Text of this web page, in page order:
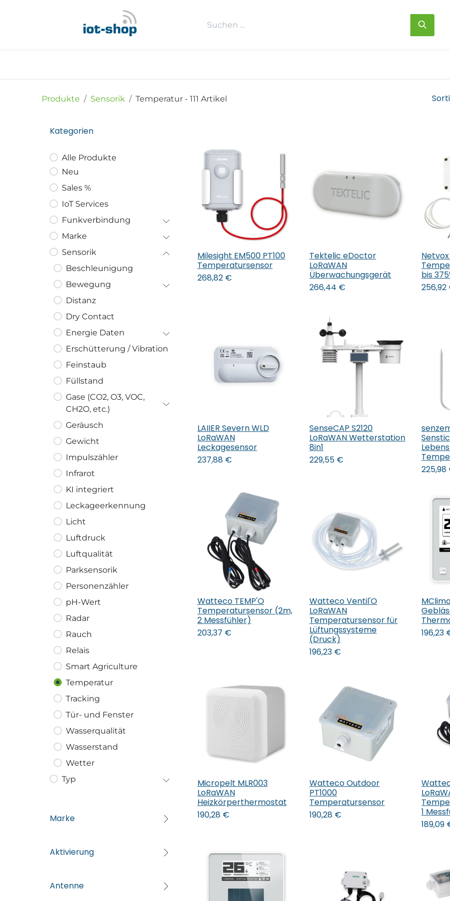
Produkte Sensorik Temperatur- 111 Artikel
Kategorien
Alle Produkte
Neu
Sales %
IoT Services
Funkverbindung
Marke
Sensorik
Beschleunigung
Bewegung
Distanz
Dry Contact
Energie Daten
Erschütterung / Vibration
Feinstaub
Füllstand
Gase (CO2, O3, VOC,
CH2O, etc.)
Geräusch
Gewicht
Impulszähler
Infrarot
KI integriert
Leckageerkennung
Licht
Luftdruck
Luftqualität
Parksensorik
Personenzähler
pH-Wert
Radar
Rauch
Relais
Smart Agriculture
Temperatur
Tracking
Tür- und Fenster
Wasserqualität
Wasserstand
Wetter
Typ
Marke
Aktivierung
Antenne
In den Warenkorb
Milesight EM500 PT100
Temperatursensor
268,82€
In den Warenkorb
Tektelic eDoctor
LoRaWAN
Überwachungsgerät
266,44 €
In
Netvox
bis
256,92
In den Warenkorb
LAIIER Severn WLD
LoRaWAN
Leckagesensor
237,88€
In den Warenkorb
SenseCAP S2120
LoRaWAN Wetterstation
8in1
229,55€
In
225,98
In den Warenkorb
Watteco TEMP'O
Temperatursensor (2m,
2 Messfühler)
203,37 €
Watteco Ventil'O
LoRaWAN
Temperatursensor für
Lüftungssysteme
(Druck)
196,23€
In
196,23
In den Warenkorb
Micropelt MLR003
LoRaWAN
Heizkörperthermostat
190,28€
In den Warenkorb
Watteco Outdoor
PT1000
Temperatursensor
190,28€
In
1
189,09